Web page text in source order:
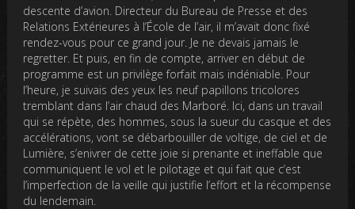
descente d’avion. Directeur du Bureau de Presse et des
Relations Extérieures à l’École de l’air, il m’avait donc fixé
rendez-vous pour ce grand jour. Je ne devais jamais le
regretter. Et puis, en fin de compte, arriver en début de
programme est un privilège forfait mais indéniable. Pour
l’heure, je suivais des yeux les neuf papillons tricolores
tremblant dans l’air chaud des Marboré. Ici, dans un travail
qui se répète, des hommes, sous la sueur du casque et des
accélérations, vont se débarbouiller de voltige, de ciel et de
Lumière, s’enivrer de cette joie si prenante et ineffable que
communiquent le vol et le pilotage et qui fait que c’est
l’imperfection de la veille qui justifie l’effort et la récompense
du lendemain.